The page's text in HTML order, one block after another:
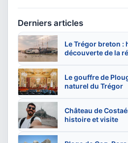
Derniers articles
Le Trégor breton :
découverte de la
Le gouffre de
naturel du Trégor
Château de
histoire et visite